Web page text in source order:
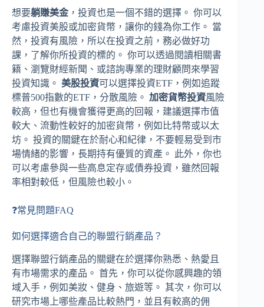
想要躺賺美金 ，投資也是一個不錯的選擇。 你可以
考慮投資美股或加密貨幣，讓你的錢為你工作。 當
然，投資有風險，所以在投資之前，務必做好功
課，了解你所投資的標的。 你可以透過閱讀相關書
籍、瀏覽財經新聞、或諮詢專業的理財顧問來學習
投資知識。 美股投資可以選擇投資ETF，例如追蹤
標普500指數的ETF，分散風險。 加密貨幣投資風險
較高，但也有機會獲得更高的回報，建議選擇市值
較大、流動性較好的加密貨幣，例如比特幣或以太
坊。 投資的關鍵在於耐心和紀律，不要輕易受到市
場情緒的影響，長期持有優質的資產。 此外，你也
可以考慮參與一些高息定存或債券投資，雖然回報
率相對較低，但風險也較小。
❓常見問題FAQ
如何選擇適合自己的聯盟行銷產品？
選擇聯盟行銷產品的關鍵在於選擇你熟悉、熱愛且
有市場需求的產品。 首先，你可以從你感興趣的領
域入手，例如美妝、健身、旅遊等。 其次，你可以
研究市場上哪些產品比較熱門，並且有較高的佣